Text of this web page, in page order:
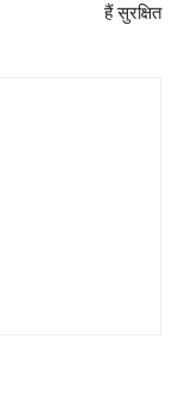
हैं सुरक्षित